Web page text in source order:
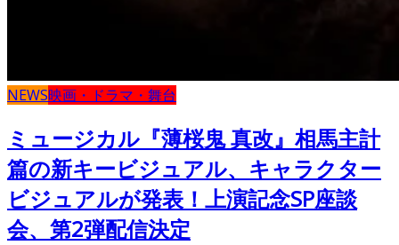
NEWS映画・ドラマ・舞台
ミュージカル『薄桜鬼 真改』相馬主計
篇の新キービジュアル、キャラクター
ビジュアルが発表！上演記念SP座談
会、第2弾配信決定